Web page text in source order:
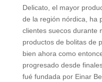
Delicato, el mayor
de la región nórdica, ha
clientes suecos durante
productos de bolitas de
bien ahora como
progresado desde
fué fundada por Einar